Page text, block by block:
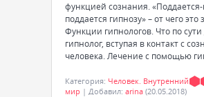
функцией сознания.
поддается гипнозу» – от чего это
Функции гипнологов. Что по сути
гипнолог, вступая в контакт с
человека. Лечение с помощью
Категория: Человек. Внутренний
мир | Добавил: arina (20.05.2018)